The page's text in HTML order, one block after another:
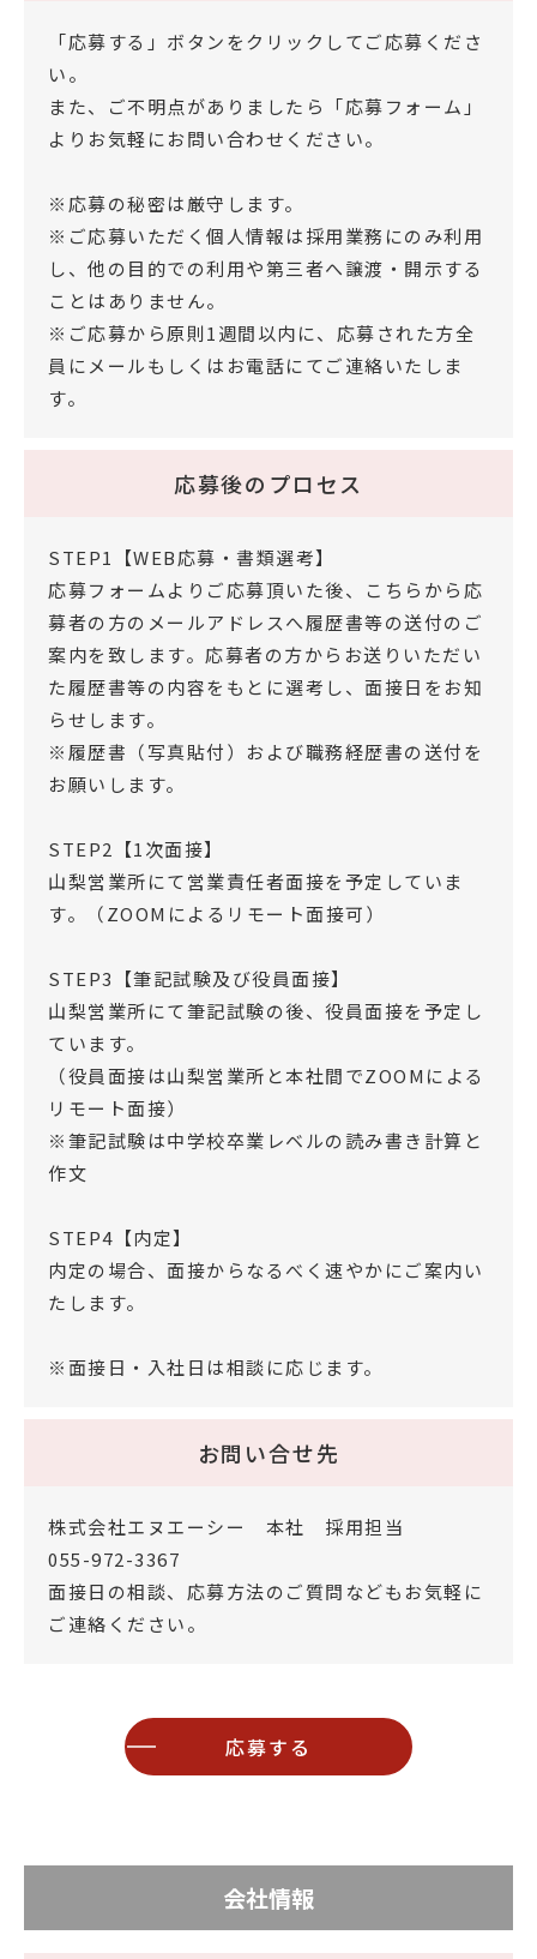
「応募する」ボタンをクリックしてご応募くださ
い。
また、ご不明点がありましたら「応募フォーム」
よりお気軽にお問い合わせください。
※応募の秘密は厳守します。
※ご応募いただく個人情報は採用業務にのみ利用
し、他の目的での利用や第三者へ譲渡・開示する
ことはありません。
※ご応募から原則1週間以内に、応募された方全
員にメールもしくはお電話にてご連絡いたしま
す。
応募後のプロセス
STEP1【WEB応募・書類選考】
応募フォームよりご応募頂いた後、こちらから応
募者の方のメールアドレスへ履歴書等の送付のご
案内を致します。応募者の方からお送りいただい
た履歴書等の内容をもとに選考し、面接日をお知
らせします。
※履歴書（写真貼付）および職務経歴書の送付を
お願いします。
STEP2【1次面接】
山梨営業所にて営業責任者面接を予定していま
す。（ZOOMによるリモート面接可）
STEP3【筆記試験及び役員面接】
山梨営業所にて筆記試験の後、役員面接を予定し
ています。
（役員面接は山梨営業所と本社間でZOOMによる
リモート面接）
※筆記試験は中学校卒業レベルの読み書き計算と
作文
STEP4【内定】
内定の場合、面接からなるべく速やかにご案内い
たします。
※面接日・入社日は相談に応じます。
お問い合せ先
株式会社エヌエーシー 本社 採用担当
055-972-3367
面接日の相談、応募方法のご質問などもお気軽に
ご連絡ください。
応募する
会社情報